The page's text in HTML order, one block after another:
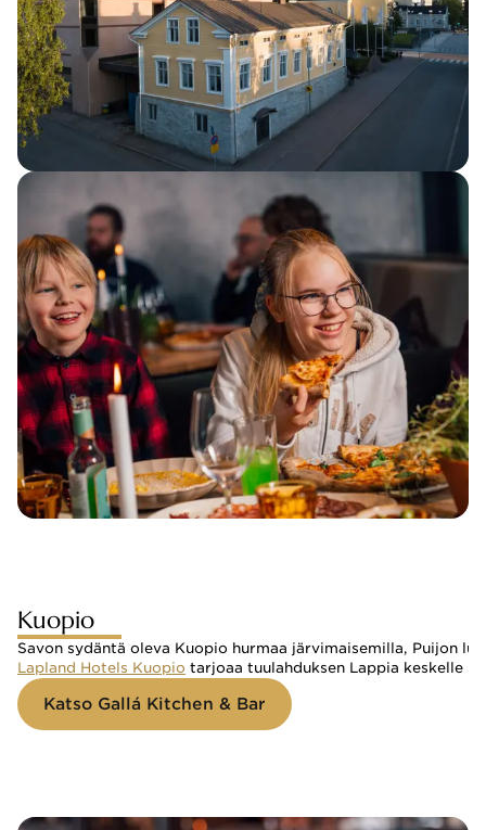
Kuopio
Savon sydäntä oleva Kuopio hurmaa järvimaisemilla, Puijon
Lapland Hotels Kuopio tarjoaa tuulahduksen Lappia keskelle
Katso Gallá Kitchen & Bar